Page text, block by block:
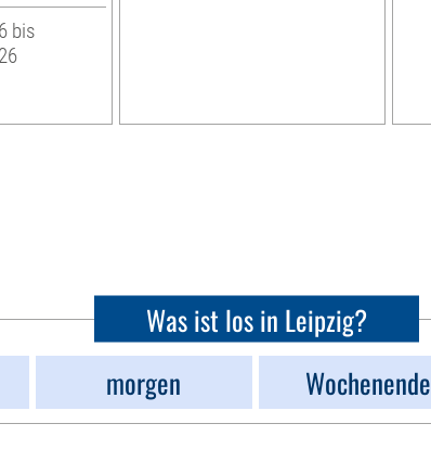
bis
Was ist los in Leipzig?
morgen Wochenende